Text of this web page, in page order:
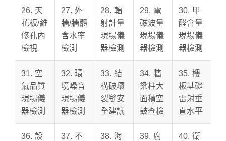
26. 天
花板/維
修孔內
檢視
27. 外
牆/牆體
含水率
檢測
28. 輻
射計量
現場儀
器檢測
29. 電
磁波量
現場儀
器檢測
30. 甲
醛含量
現場儀
器檢測
31. 空
氣品質
現場儀
器檢測
32. 環
境噪音
現場儀
器檢測
33. 結
構破壞
裂縫安
全建議
34. 牆
梁柱大
面積空
鼓查檢
35. 樓
板基礎
雷射垂
直水平
36. 設
37. 不
38. 海
39. 廚
40. 衛